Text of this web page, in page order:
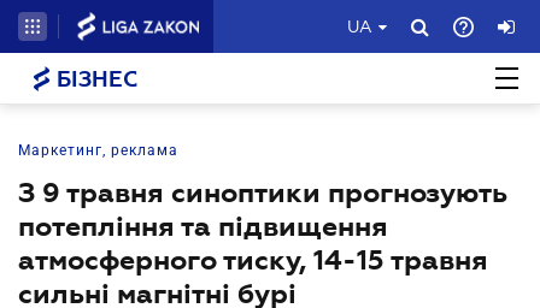
UA
БІЗНЕС
Маркетинг, реклама
З 9 травня синоптики прогнозують
потепління та підвищення
атмосферного тиску, 14-15 травня
сильні магнітні бурі